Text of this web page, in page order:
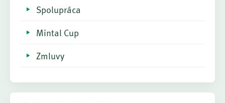
Spolupráca
Mintal Cup
Zmluvy